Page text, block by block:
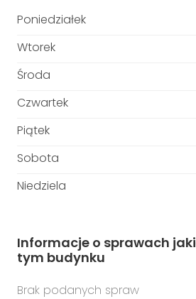
Poniedziałek
Wtorek
Środa
Czwartek
Piątek
Sobota
Niedziela
Informacje o sprawach
tym budynku
Brak podanych spraw